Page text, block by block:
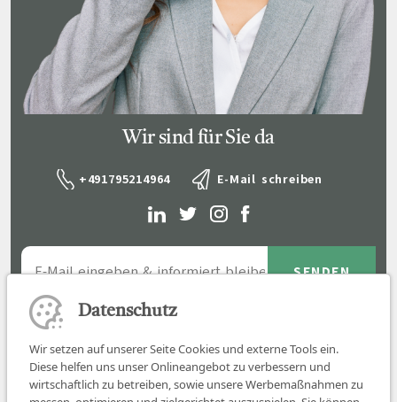
Wir sind für Sie da
+491795214964 E-Mail schreiben
Datenschutz
Wir setzen auf unserer Seite Cookies und externe Tools ein.
Diese helfen uns unser Onlineangebot zu verbessern und
wirtschaftlich zu betreiben, sowie unsere Werbemaßnahmen zu